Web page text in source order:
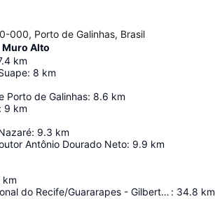
000, Porto de Galinhas, Brasil
Muro Alto
km
: 8 km
Porto de Galinhas: 8.6 km
: 9 km
: 9.3 km
Antônio Dourado Neto: 9.9 km
km
Aeroporto Internacional do Recife/Guararapes - Gilberto Freyre : 34.8 km